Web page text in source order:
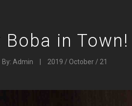
Boba in Town!
By: Admin 2019 / October / 21